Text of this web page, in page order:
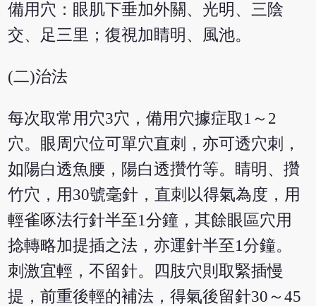
備用穴：眼肌下垂加外關、光明、三陰
交、足三里；復視加睛明、風池。
(二)治法
每次取常用穴3穴，備用穴據症取1～2
穴。眼周穴位可單穴直刺，亦可透穴刺，
如陽白透魚腰，陽白透攢竹等。睛明、攢
竹穴，用30號毫針，直刺以得氣為度，用
輕雀啄法行針半至1分鐘，其餘眼區穴用
捻轉略加提插之法，亦運針半至1分鐘。
刺激宜輕，不留針。四肢穴則取緊插慢
提，前重後輕的補法，得氣後留針30～45